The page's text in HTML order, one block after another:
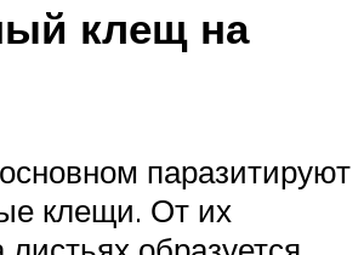
клещ на
паразитируют
клещи. От их